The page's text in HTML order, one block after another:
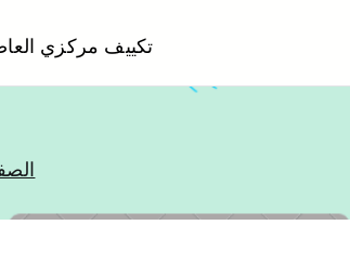
تكييف مركزي